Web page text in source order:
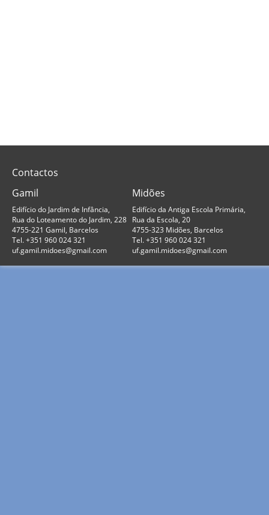
Contactos
Gamil
Edifício do Jardim de Infância,
Rua do Loteamento do Jardim, 228
4755-221 Gamil, Barcelos
Tel. +351 960 024 321
uf.gamil.midoes@gmail.com
Midões
Edifício da Antiga Escola Primária,
Rua da Escola, 20
4755-323 Midões, Barcelos
Tel. +351 960 024 321
uf.gamil.midoes@gmail.com